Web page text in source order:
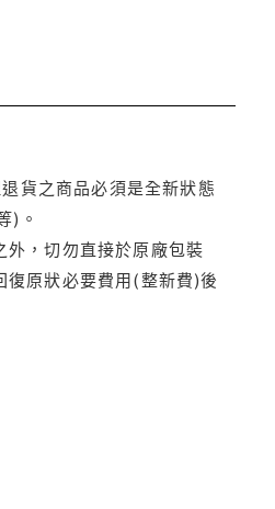
貨之商品必須是全新狀態
)。
，切勿直接於原廠包裝
復原狀必要費用(整新費)後